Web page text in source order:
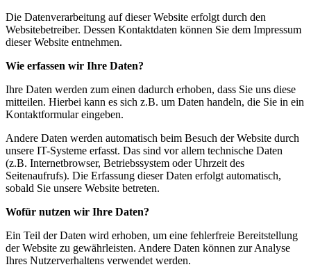
Die Datenverarbeitung auf dieser Website erfolgt durch den
Websitebetreiber. Dessen Kontaktdaten können Sie dem Impressum
dieser Website entnehmen.
Wie erfassen wir Ihre Daten?
Ihre Daten werden zum einen dadurch erhoben, dass Sie uns diese
mitteilen. Hierbei kann es sich z.B. um Daten handeln, die Sie in ein
Kontaktformular eingeben.
Andere Daten werden automatisch beim Besuch der Website durch
unsere IT-Systeme erfasst. Das sind vor allem technische Daten
(z.B. Internetbrowser, Betriebssystem oder Uhrzeit des
Seitenaufrufs). Die Erfassung dieser Daten erfolgt automatisch,
sobald Sie unsere Website betreten.
Wofür nutzen wir Ihre Daten?
Ein Teil der Daten wird erhoben, um eine fehlerfreie Bereitstellung
der Website zu gewährleisten. Andere Daten können zur Analyse
Ihres Nutzerverhaltens verwendet werden.